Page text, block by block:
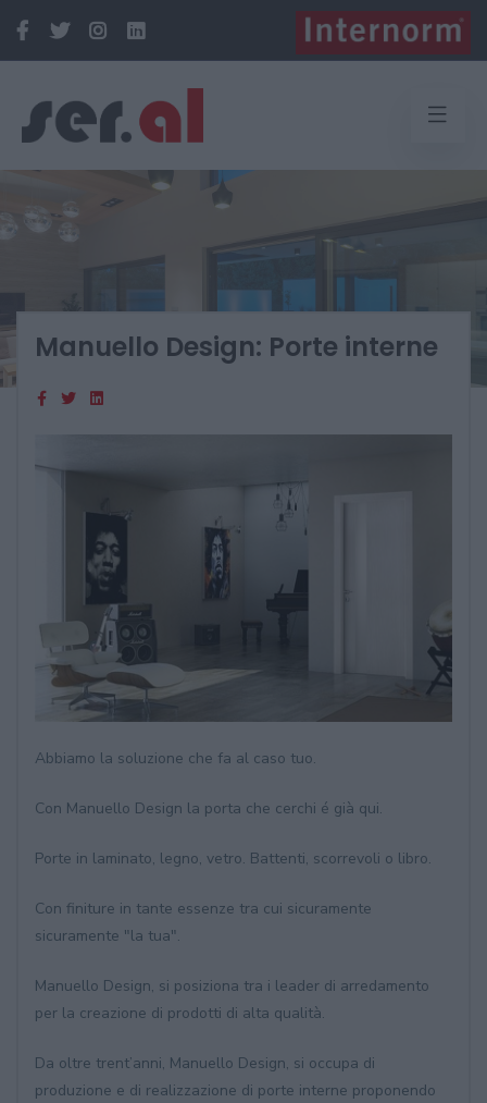
Manuello Design: Porte interne
Abbiamo la soluzione che fa al caso tuo.
Con Manuello Design la porta che cerchi é già qui.
Porte in laminato, legno, vetro. Battenti, scorrevoli o libro.
Con finiture in tante essenze tra cui sicuramente
sicuramente "la tua".
Manuello Design, si posiziona tra i leader di arredamento
per la creazione di prodotti di alta qualità.
Da oltre trent’anni, Manuello Design, si occupa di
produzione e di realizzazione di porte interne proponendo